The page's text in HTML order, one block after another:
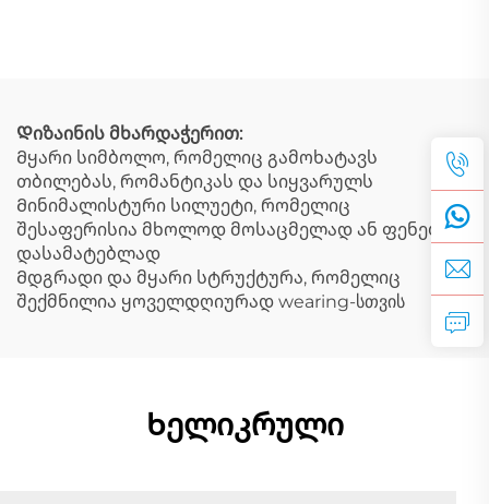
Დიზაინის მხარდაჭერით:
Მყარი სიმბოლო, რომელიც გამოხატავს
თბილებას, რომანტიკას და სიყვარულს
Მინიმალისტური სილუეტი, რომელიც
შესაფერისია მხოლოდ მოსაცმელად ან ფენების
დასამატებლად
Მდგრადი და მყარი სტრუქტურა, რომელიც
შექმნილია ყოველდღიურად wearing-სთვის
Ხელიკრული